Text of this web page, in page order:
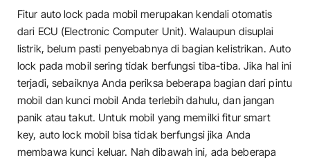
Fitur auto lock pada mobil merupakan kendali otomatis
dari ECU (Electronic Computer Unit). Walaupun disuplai
listrik, belum pasti penyebabnya di bagian kelistrikan. Auto
lock pada mobil sering tidak berfungsi tiba-tiba. Jika hal ini
terjadi, sebaiknya Anda periksa beberapa bagian dari pintu
mobil dan kunci mobil Anda terlebih dahulu, dan jangan
panik atau takut. Untuk mobil yang memilki fitur smart
key, auto lock mobil bisa tidak berfungsi jika Anda
membawa kunci keluar. Nah dibawah ini, ada beberapa